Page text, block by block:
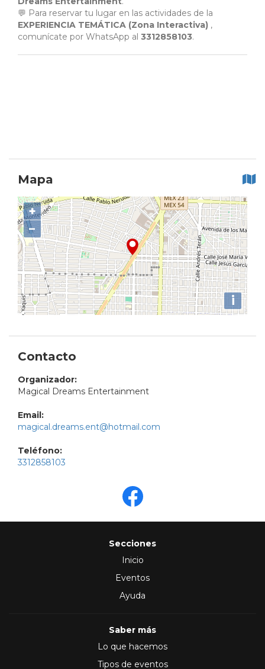
💬 Para reservar tu lugar en las actividades de la
EXPERIENCIA TEMÁTICA (Zona Interactiva) ,
comunícate por WhatsApp al 3312858103.
Mapa
+
−
i
Contacto
Organizador:
Magical Dreams Entertainment
Email:
magical.dreams.ent@hotmail.com
Teléfono:
3312858103
Secciones
Inicio
Eventos
Ayuda
Saber más
Lo que hacemos
Tipos de eventos